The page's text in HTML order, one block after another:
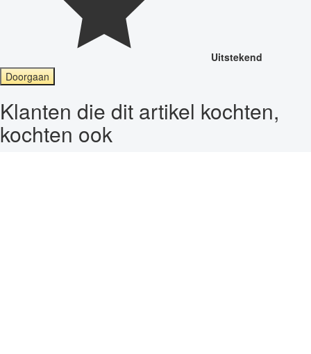
Uitstekend
Doorgaan
Klanten die dit artikel kochten,
kochten ook